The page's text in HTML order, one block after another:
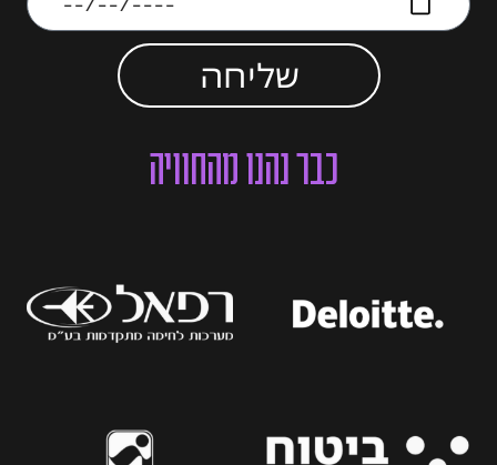
שליחה
כבר נהנו מהחוויה